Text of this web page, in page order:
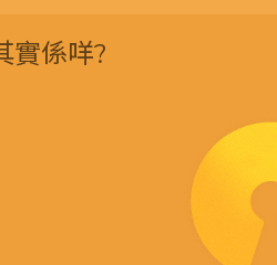
實係咩?